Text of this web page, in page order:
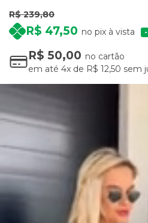
R$ 239,80
R$ 47,50 no pix à vista
R$ 50,00 no cartão
em até 4x de R$ 12,50 sem